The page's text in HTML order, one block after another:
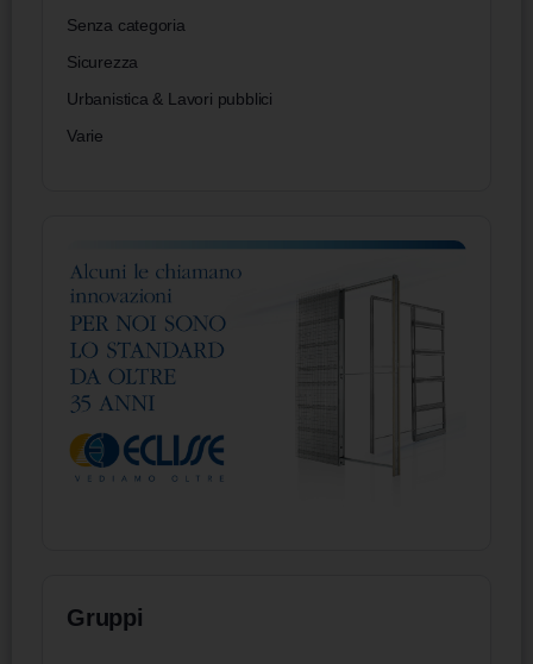
Senza categoria
Sicurezza
Urbanistica & Lavori pubblici
Varie
Gruppi